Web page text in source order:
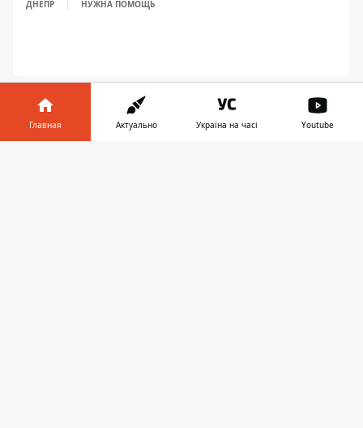
ДНЕПР НУЖНА ПОМОЩЬ
Главная Актуально Україна на часі Youtube